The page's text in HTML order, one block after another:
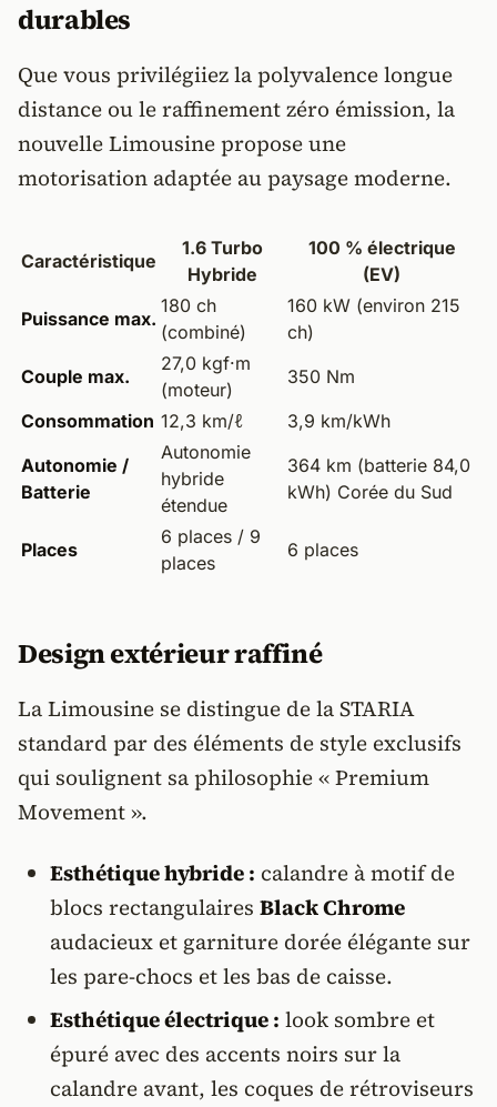
durables
Que vous privilégiiez la polyvalence longue
distance ou le raffinement zéro émission, la
nouvelle Limousine propose une
motorisation adaptée au paysage moderne.
Caractéristique
1.6 Turbo
Hybride
100 % électrique
(EV)
Puissance max.
180 ch
(combiné)
160 kW (environ 215
ch)
Couple max.
27,0 kgf·m
(moteur)
350 Nm
Consommation 12,3 km/ℓ
3,9 km/kWh
Autonomie /
Batterie
Autonomie
hybride
étendue
364 km (batterie 84,0
kWh) Corée du Sud
Places
6 places / 9
places
6 places
Design extérieur raffiné
La Limousine se distingue de la STARIA
standard par des éléments de style exclusifs
qui soulignent sa philosophie « Premium
Movement ».
Esthétique hybride : calandre à motif de
blocs rectangulaires Black Chrome
audacieux et garniture dorée élégante sur
les pare-chocs et les bas de caisse.
Esthétique électrique : look sombre et
épuré avec des accents noirs sur la
calandre avant, les coques de rétroviseurs